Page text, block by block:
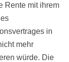
Rente mit ihrem
in
mehr
würde. Die